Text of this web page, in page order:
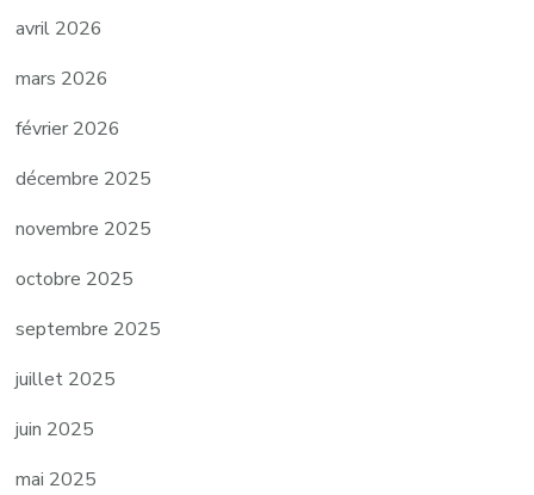
avril 2026
mars 2026
février 2026
décembre 2025
novembre 2025
octobre 2025
septembre 2025
juillet 2025
juin 2025
mai 2025